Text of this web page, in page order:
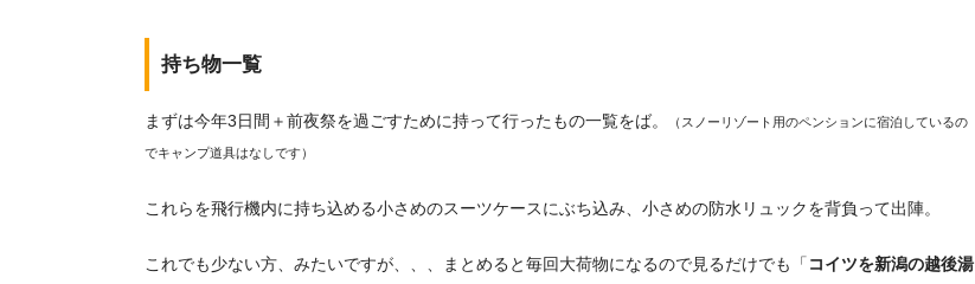
持ち物一覧
まずは今年3日間＋前夜祭を過ごすために持って行ったもの一覧をば。 （スノーリゾート用のペンションに宿泊しているの
でキャンプ道具はなしです）
これらを飛行機内に持ち込める小さめのスーツケースにぶち込み、小さめの防水リュックを背負って出陣。
これでも少ない方、みたいですが、、、まとめると毎回大荷物になるので見るだけでも「 コイツを新潟の越後湯